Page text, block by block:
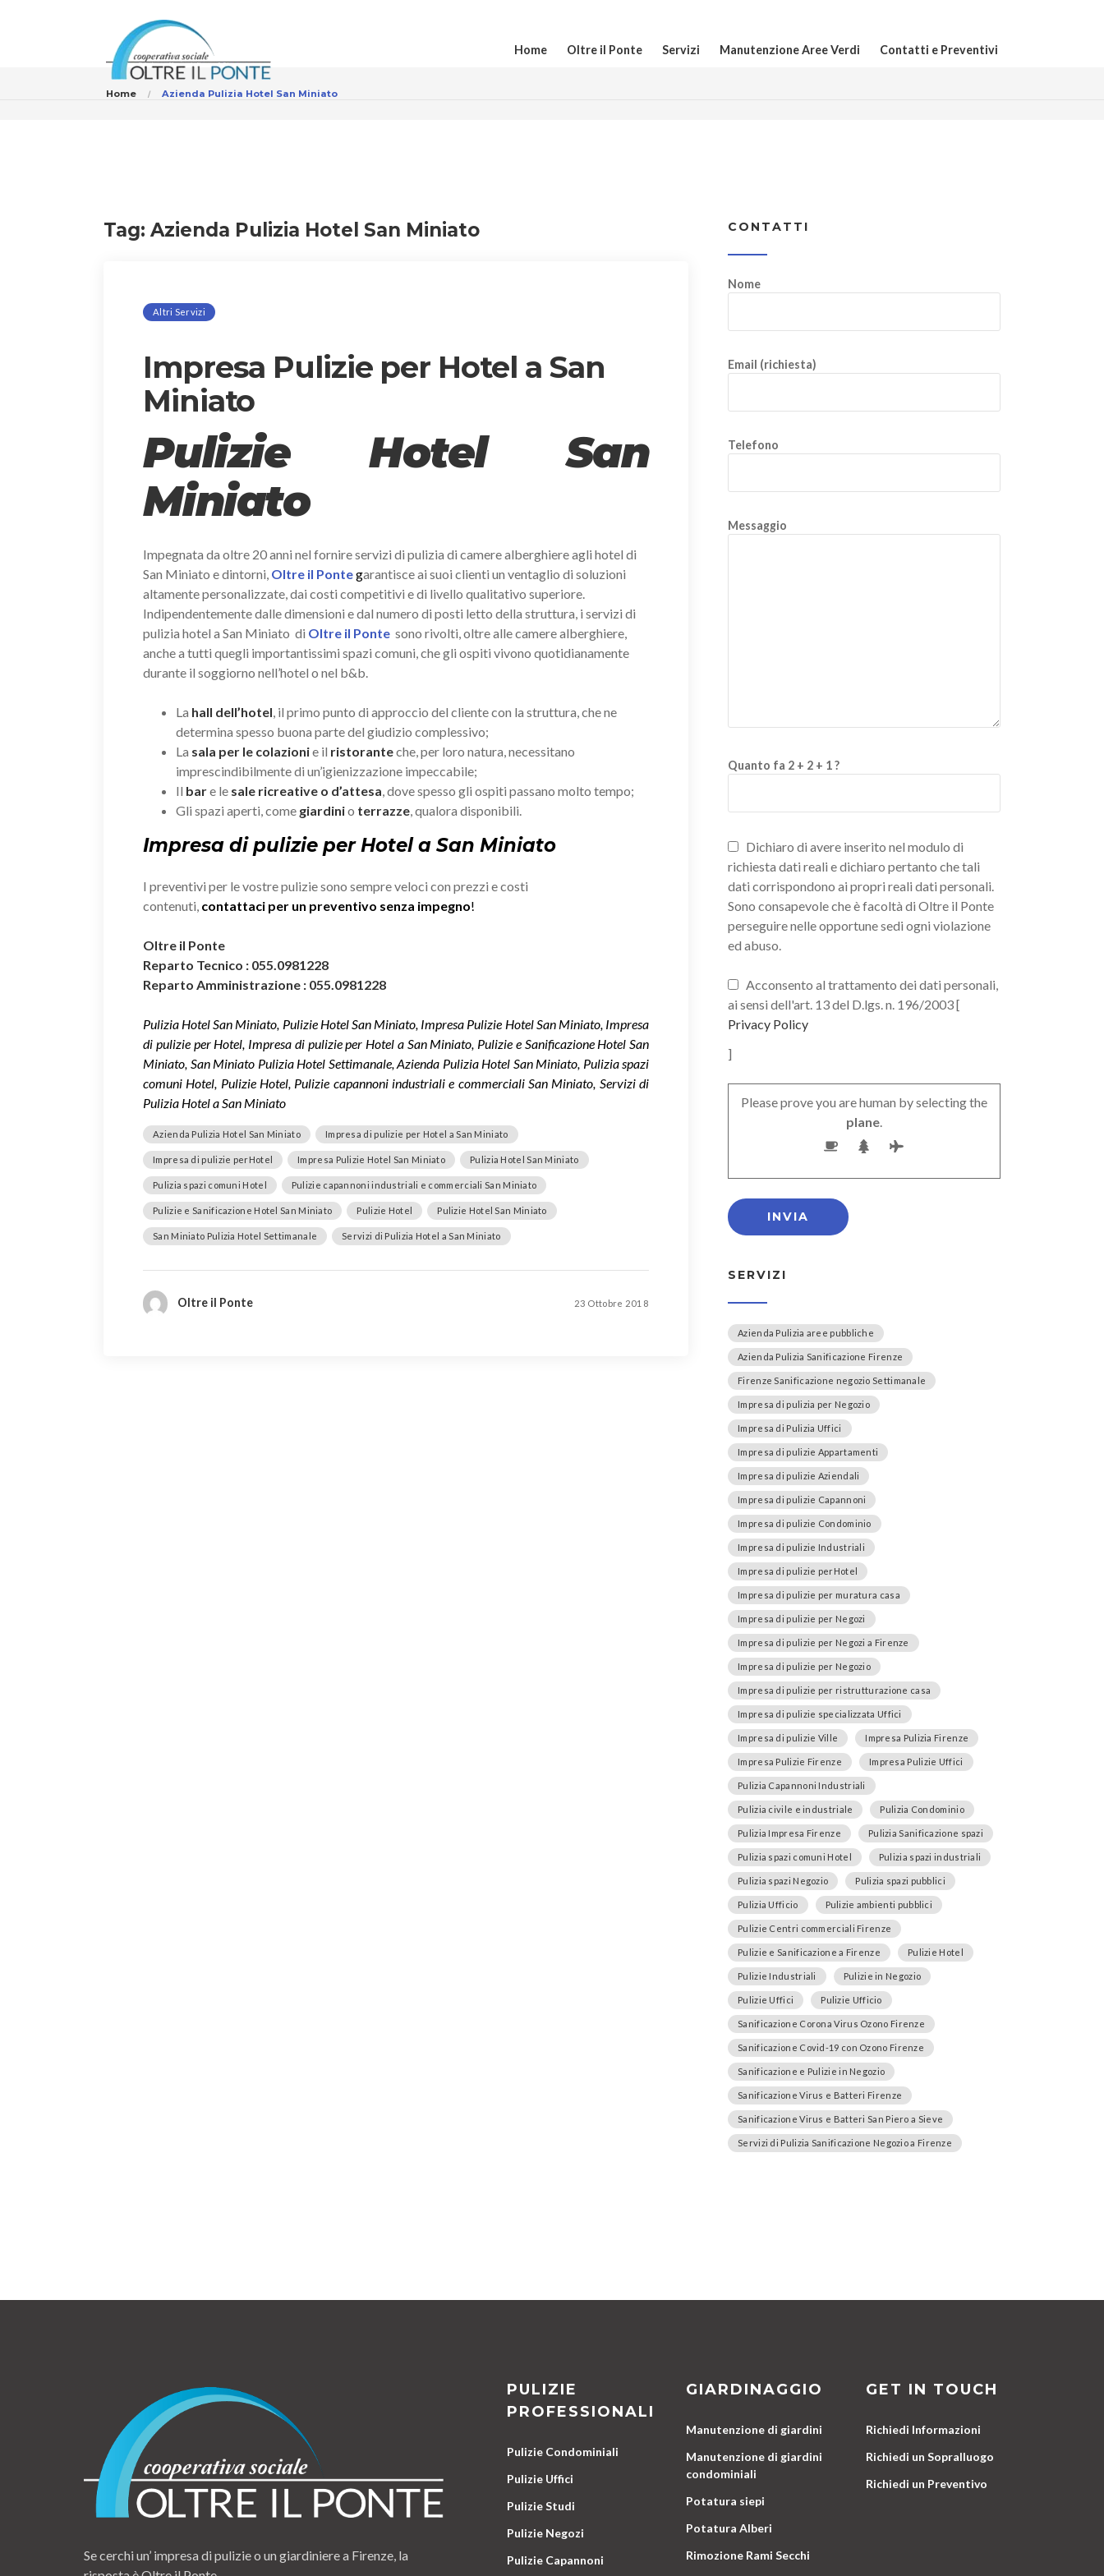
Home Oltre il Ponte Servizi Manutenzione Aree Verdi Contatti e Preventivi
Home Azienda Pulizia Hotel San Miniato
Tag: Azienda Pulizia Hotel San Miniato
Altri Servizi
Impresa Pulizie per Hotel a San
Miniato
Pulizie Hotel San
Miniato
Impegnata da oltre 20 anni nel fornire servizi di pulizia di camere alberghiere agli hotel di
San Miniato e dintorni, Oltre il Pontegarantisce ai suoi clienti un ventaglio di soluzioni
altamente personalizzate, dai costi competitivi e di livello qualitativo superiore.
Indipendentemente dalle dimensioni e dal numero di posti letto della struttura, i servizi di
pulizia hotel a San Miniato di Oltre il Ponte sono rivolti, oltre alle camere alberghiere,
anche a tutti quegli importantissimi spazi comuni, che gli ospiti vivono quotidianamente
durante il soggiorno nell’hotel o nel b&b.
La hall dell’hotel, il primo punto di approccio del cliente con la struttura, che ne
determina spesso buona parte del giudizio complessivo;
La sala per le colazionie il ristoranteche, per loro natura, necessitano
imprescindibilmente di un’igienizzazione impeccabile;
Il bare le sale ricreative o d’attesa, dove spesso gli ospiti passano molto tempo;
Gli spazi aperti, come giardinio terrazze, qualora disponibili.
Impresa di pulizie per Hotel a San Miniato
I preventivi per le vostre pulizie sono sempre veloci con prezzi e costi
contenuti, contattaci per un preventivo senza impegno!
Oltre il Ponte
Reparto Tecnico : 055.0981228
Reparto Amministrazione : 055.0981228
Pulizia Hotel San Miniato, Pulizie Hotel San Miniato, Impresa Pulizie Hotel San Miniato, Impresa
di pulizie per Hotel, Impresa di pulizie per Hotel a San Miniato, Pulizie e Sanificazione Hotel San
Miniato, San Miniato Pulizia Hotel Settimanale, Azienda Pulizia Hotel San Miniato, Pulizia spazi
comuni Hotel, Pulizie Hotel, Pulizie capannoni industriali e commerciali San Miniato, Servizi di
Pulizia Hotel a San Miniato
Azienda Pulizia Hotel San Miniato Impresa di pulizie per Hotel a San Miniato
Impresa di pulizie perHotel Impresa Pulizie Hotel San Miniato Pulizia Hotel San Miniato
Pulizia spazi comuni Hotel Pulizie capannoni industriali e commerciali San Miniato
Pulizie e Sanificazione Hotel San Miniato Pulizie Hotel Pulizie Hotel San Miniato
San Miniato Pulizia Hotel Settimanale Servizi di Pulizia Hotel a San Miniato
Oltre il Ponte 23 Ottobre 2018
CONTATTI
Nome
Email (richiesta)
Telefono
Messaggio
Quanto fa 2 + 2 + 1 ?
Dichiaro di avere inserito nel modulo di
richiesta dati reali e dichiaro pertanto che tali
dati corrispondono ai propri reali dati personali.
Sono consapevole che è facoltà di Oltre il Ponte
perseguire nelle opportune sedi ogni violazione
ed abuso.
Acconsento al trattamento dei dati personali,
ai sensi dell'art. 13 del D.lgs. n. 196/2003 [
Privacy Policy
]
Please prove you are human by selecting the
plane.
SERVIZI
Azienda Pulizia aree pubbliche
Azienda Pulizia Sanificazione Firenze
Firenze Sanificazione negozio Settimanale
Impresa di pulizia per Negozio
Impresa di Pulizia Uffici
Impresa di pulizie Appartamenti
Impresa di pulizie Aziendali
Impresa di pulizie Capannoni
Impresa di pulizie Condominio
Impresa di pulizie Industriali
Impresa di pulizie perHotel
Impresa di pulizie per muratura casa
Impresa di pulizie per Negozi
Impresa di pulizie per Negozi a Firenze
Impresa di pulizie per Negozio
Impresa di pulizie per ristrutturazione casa
Impresa di pulizie specializzata Uffici
Impresa di pulizie Ville Impresa Pulizia Firenze
Impresa Pulizie Firenze Impresa Pulizie Uffici
Pulizia Capannoni Industriali
Pulizia civile e industriale Pulizia Condominio
Pulizia Impresa Firenze Pulizia Sanificazione spazi
Pulizia spazi comuni Hotel Pulizia spazi industriali
Pulizia spazi Negozio Pulizia spazi pubblici
Pulizia Ufficio Pulizie ambienti pubblici
Pulizie Centri commerciali Firenze
Pulizie e Sanificazione a Firenze Pulizie Hotel
Pulizie Industriali Pulizie in Negozio
Pulizie Uffici Pulizie Ufficio
Sanificazione Corona Virus Ozono Firenze
Sanificazione Covid-19 con Ozono Firenze
Sanificazione e Pulizie in Negozio
Sanificazione Virus e Batteri Firenze
Sanificazione Virus e Batteri San Piero a Sieve
Servizi di Pulizia Sanificazione Negozio a Firenze
Se cerchi un’ impresa di pulizie o un giardiniere a Firenze, la
PULIZIE
PROFESSIONALI
Pulizie Condominiali
Pulizie Uffici
Pulizie Studi
Pulizie Negozi
Pulizie Capannoni
GIARDINAGGIO
Manutenzione di giardini
Manutenzione di giardini
condominiali
Potatura siepi
Potatura Alberi
Rimozione Rami Secchi
GET IN TOUCH
Richiedi Informazioni
Richiedi un Sopralluogo
Richiedi un Preventivo